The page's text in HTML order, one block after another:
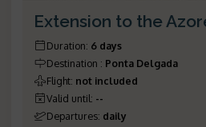
Extension to the
Duration: 6 days
Destination : Ponta Delgada
Flight: not included
Valid until: --
Departures: daily